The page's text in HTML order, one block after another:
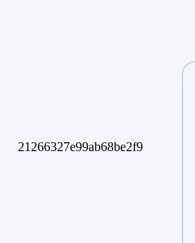
21266327e99ab68be2f9